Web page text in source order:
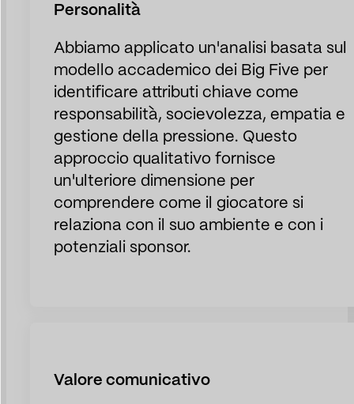
Personalità
Abbiamo applicato un'analisi basata sul
modello accademico dei Big Five per
identificare attributi chiave come
responsabilità, socievolezza, empatia e
gestione della pressione. Questo
approccio qualitativo fornisce
un'ulteriore dimensione per
comprendere come il giocatore si
relaziona con il suo ambiente e con i
potenziali sponsor.
Valore comunicativo